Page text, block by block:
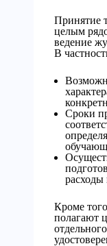
Принятие
целым
ведение
В
Сроки
Кроме
полагают